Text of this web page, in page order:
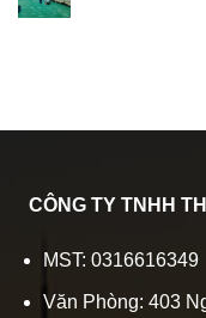
CÔNG TY TNHH
MST: 0316616349
Văn Phòng: 403